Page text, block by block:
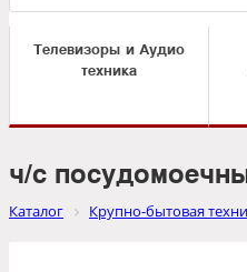
Телевизоры и Аудио
техника
ч/с
Каталог Крупно-бытовая